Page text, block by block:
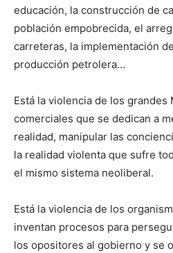
educación, la construcción de
población empobrecida, el
carreteras, la implementación
producción petrolera…
Está la violencia de los grandes
comerciales que se dedican a
realidad, manipular las
la realidad violenta que sufre
el mismo sistema neoliberal.
Está la violencia de los
inventan procesos para
los opositores al gobierno y se